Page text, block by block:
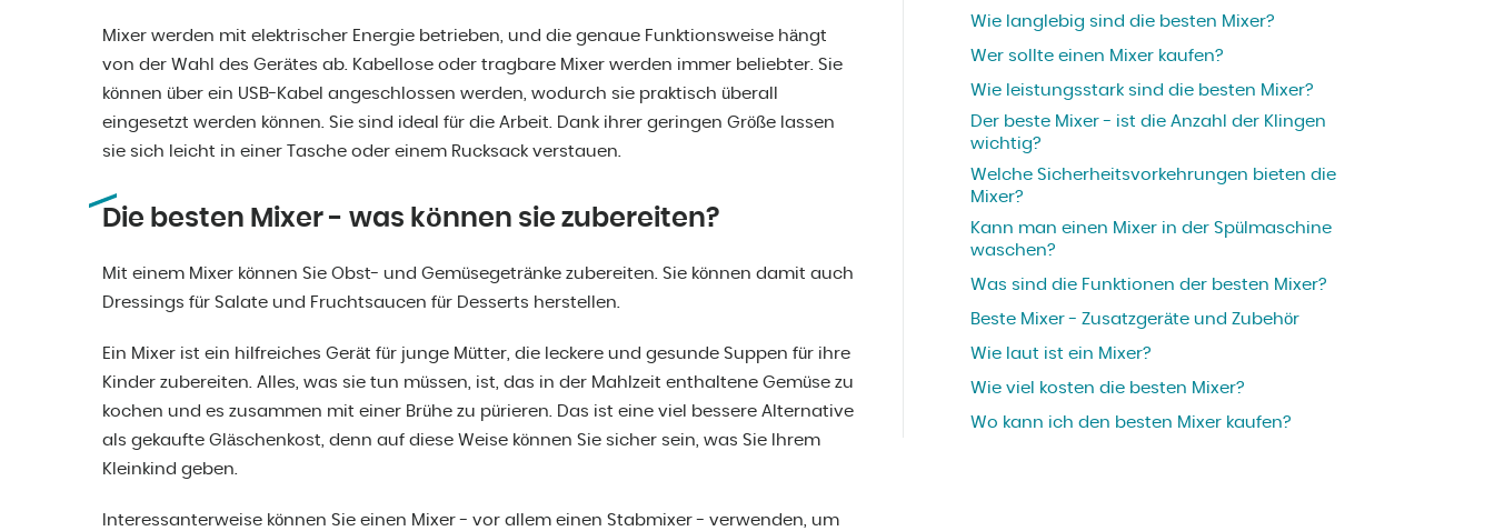
Mixer werden mit elektrischer Energie betrieben, und die genaue Funktionsweise hängt
von der Wahl des Gerätes ab. Kabellose oder tragbare Mixer werden immer beliebter. Sie
können über ein USB-Kabel angeschlossen werden, wodurch sie praktisch überall
eingesetzt werden können. Sie sind ideal für die Arbeit. Dank ihrer geringen Größe lassen
sie sich leicht in einer Tasche oder einem Rucksack verstauen.
Die besten Mixer - was können sie zubereiten?
Mit einem Mixer können Sie Obst- und Gemüsegetränke zubereiten. Sie können damit auch
Dressings für Salate und Fruchtsaucen für Desserts herstellen.
Ein Mixer ist ein hilfreiches Gerät für junge Mütter, die leckere und gesunde Suppen für ihre
Kinder zubereiten. Alles, was sie tun müssen, ist, das in der Mahlzeit enthaltene Gemüse zu
kochen und es zusammen mit einer Brühe zu pürieren. Das ist eine viel bessere Alternative
als gekaufte Gläschenkost, denn auf diese Weise können Sie sicher sein, was Sie Ihrem
Kleinkind geben.
Interessanterweise können Sie einen Mixer - vor allem einen Stabmixer - verwenden, um
Wie langlebig sind die besten Mixer?
Wer sollte einen Mixer kaufen?
Wie leistungsstark sind die besten Mixer?
Der beste Mixer - ist die Anzahl der Klingen
wichtig?
Welche Sicherheitsvorkehrungen bieten die
Mixer?
Kann man einen Mixer in der Spülmaschine
waschen?
Was sind die Funktionen der besten Mixer?
Beste Mixer - Zusatzgeräte und Zubehör
Wie laut ist ein Mixer?
Wie viel kosten die besten Mixer?
Wo kann ich den besten Mixer kaufen?